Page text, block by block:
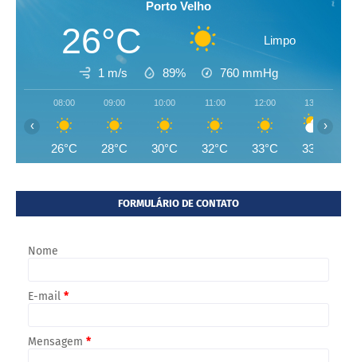
Porto Velho
26°C Limpo
1 m/s 89% 760 mmHg
08:00
26°C
09:00
28°C
10:00
30°C
11:00
32°C
12:00
33°C
13:00
33°C
‹ ›
FORMULÁRIO DE CONTATO
Nome
E-mail *
Mensagem *